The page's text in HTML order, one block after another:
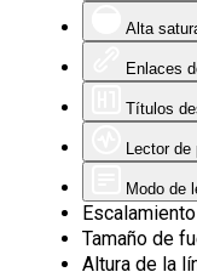
Alta
Enlaces
Títulos
Lector de
Modo de
Tamaño de
Altura de la